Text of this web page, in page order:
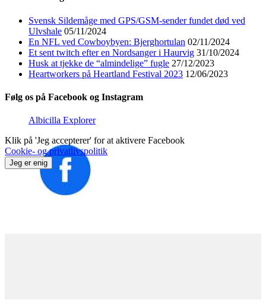
Svensk Sildemåge med GPS/GSM-sender fundet død ved
Ulvshale 05/11/2024
En NFL ved Cowboybyen: Bjerghortulan 02/11/2024
Et sent twitch efter en Nordsanger i Haurvig 31/10/2024
Husk at tjekke de “almindelige” fugle 27/12/2023
Heartworkers på Heartland Festival 2023 12/06/2023
Følg os på Facebook og Instagram
Albicilla Explorer
Klik på 'Jeg accepterer' for at aktivere Facebook
Cookie- og privatlivspolitik
Jeg er enig